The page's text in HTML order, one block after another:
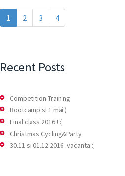
1 2 3 4
Recent Posts
Competition Training
Bootcamp si 1 mai:)
Final class 2016 ! :)
Christmas Cycling&Party
30.11 si 01.12.2016- vacanta :)